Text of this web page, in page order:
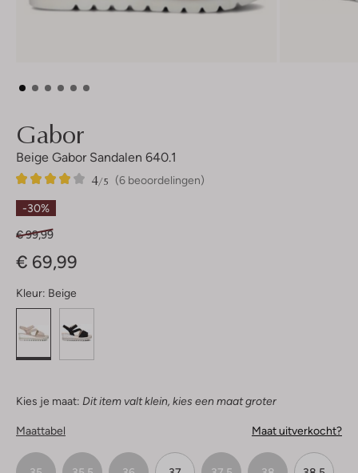
Gabor
Beige Gabor Sandalen 640.1
(6 beoordelingen)
4/5
6
4
Sterren
-30%
€ 99,99
€ 69,99
Kleur: Beige
Kies je maat: Dit item valt klein, kies een maat groter
Maattabel Maat uitverkocht?